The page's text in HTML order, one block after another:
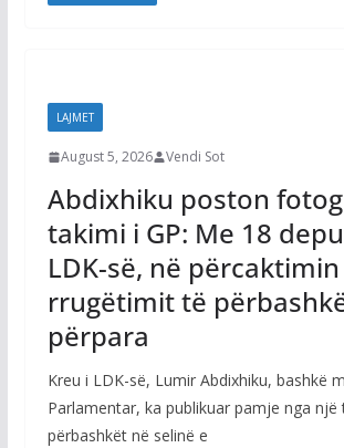
LAJMET
August 5, 2026 Vendi Sot
Abdixhiku poston
takimi i GP: Me 18
LDK-së, në
rrugëtimit të
përpara
Kreu i LDK-së, Lumir Abdixhiku, bashkë
Parlamentar, ka publikuar pamje nga një
përbashkët në selinë e